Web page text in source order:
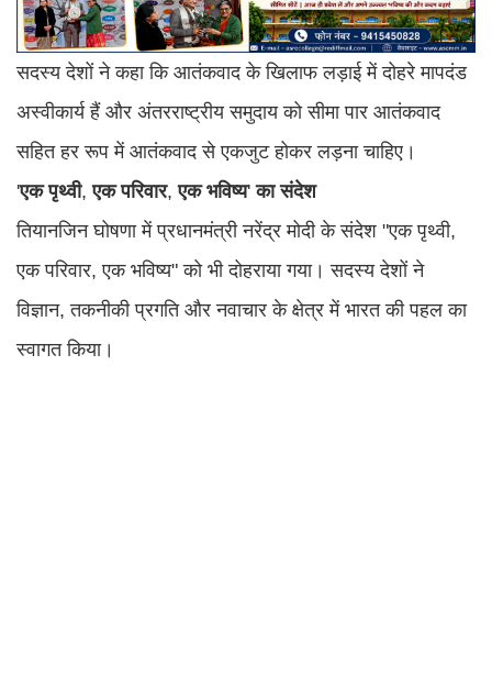
सदस्य देशों ने कहा कि आतंकवाद के खिलाफ लड़ाई में दोहरे मापदंड
अस्वीकार्य हैं और अंतरराष्ट्रीय समुदाय को सीमा पार आतंकवाद
सहित हर रूप में आतंकवाद से एकजुट होकर लड़ना चाहिए।
'एक पृथ्वी,एक परिवार,एक भविष्य'का संदेश
तियानजिन घोषणा में प्रधानमंत्री नरेंद्र मोदी के संदेश "एक पृथ्वी,
एक परिवार, एक भविष्य" को भी दोहराया गया। सदस्य देशों ने
विज्ञान, तकनीकी प्रगति और नवाचार के क्षेत्र में भारत की पहल का
स्वागत किया।